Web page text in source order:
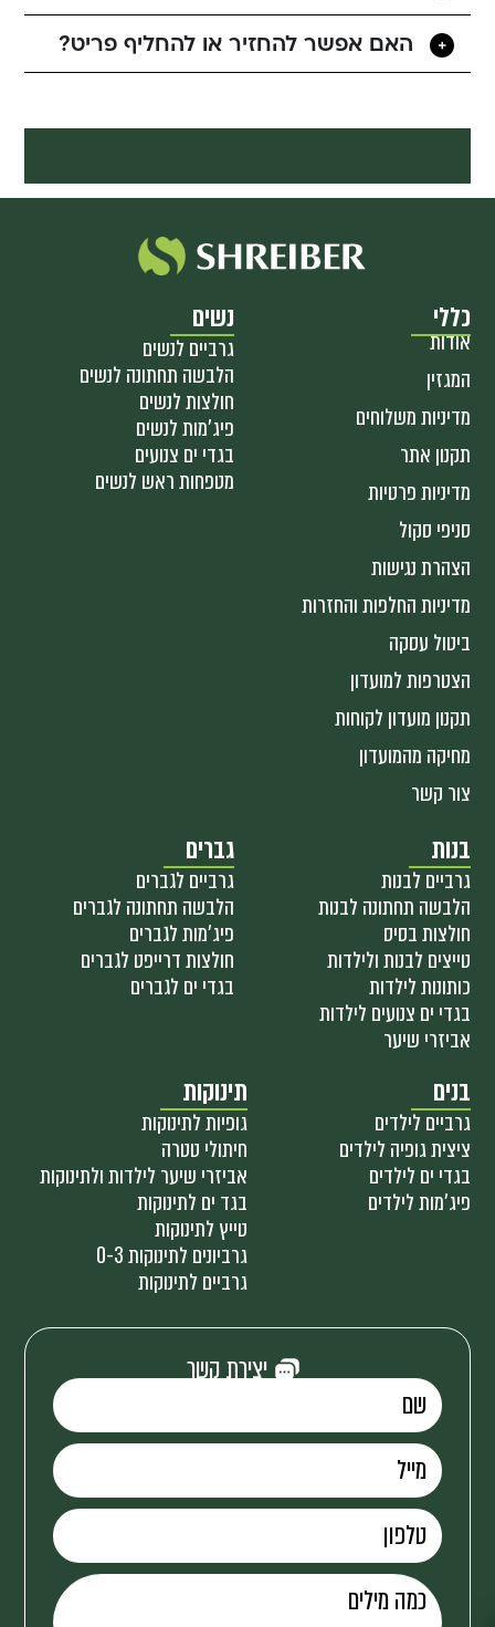
האם אפשר להחזיר או להחליף פריט?
כללי
אודות
המגזין
מדיניות משלוחים
תקנון אתר
מדיניות פרטיות
סניפי סקול
הצהרת נגישות
מדיניות החלפות והחזרות
ביטול עסקה
הצטרפות למועדון
תקנון מועדון לקוחות
מחיקה מהמועדון
צור קשר
נשים
גרביים לנשים
הלבשה תחתונה לנשים
חולצות לנשים
פיג'מות לנשים
בגדי ים צנועים
מטפחות ראש לנשים
בנות
גרביים לבנות
הלבשה תחתונה לבנות
חולצות בסיס
טייצים לבנות ולילדות
כותונות לילדות
בגדי ים צנועים לילדות
אביזרי שיער
גברים
גרביים לגברים
הלבשה תחתונה לגברים
פיג'מות לגברים
חולצות דרייפט לגברים
בגדי ים לגברים
בנים
גרביים לילדים
ציצית גופיה לילדים
בגדי ים לילדים
פיג'מות לילדים
תינוקות
גופיות לתינוקות
חיתולי טטרה
אביזרי שיער לילדות ולתינוקות
בגד ים לתינוקות
טייץ לתינוקות
גרביונים לתינוקות 0-3
גרביים לתינוקות
יצירת קשר